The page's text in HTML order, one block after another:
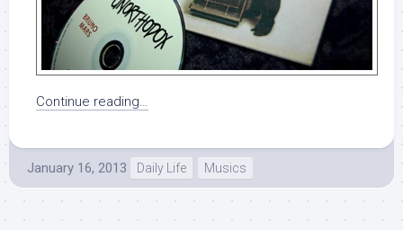
Continue reading…
January 16, 2013 Daily Life Musics